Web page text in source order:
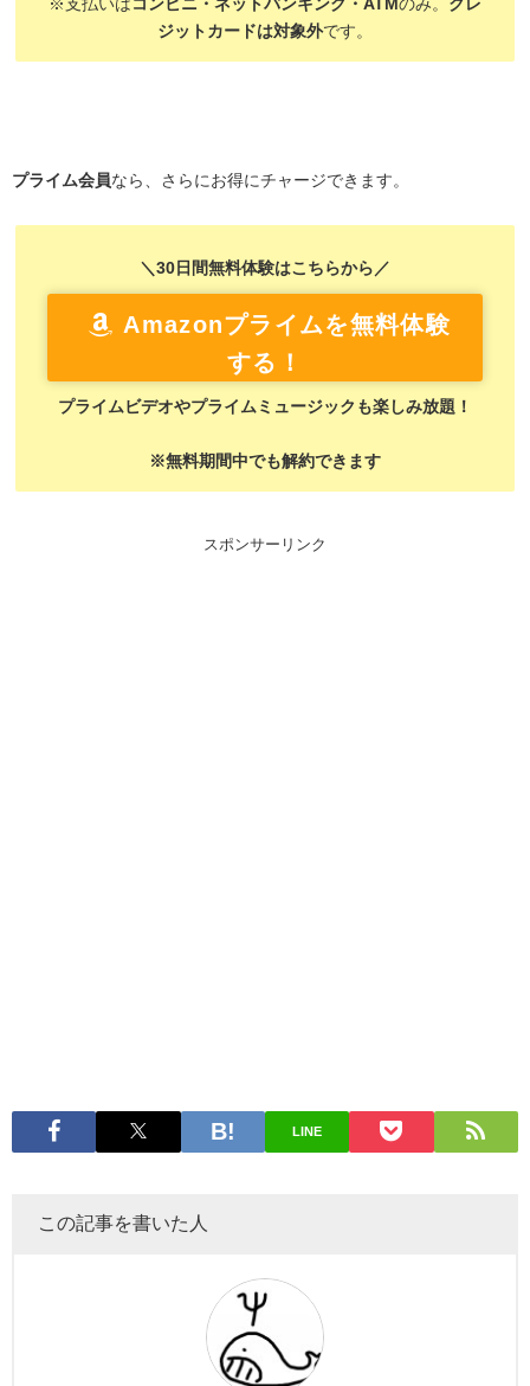
ジットカードは対象外です。
プライム会員なら、さらにお得にチャージできます。
＼30日間無料体験はこちらから／
Amazonプライムを無料体験
する！
プライムビデオやプライムミュージックも楽しみ放題！
※無料期間中でも解約できます
スポンサーリンク
LINE
この記事を書いた人